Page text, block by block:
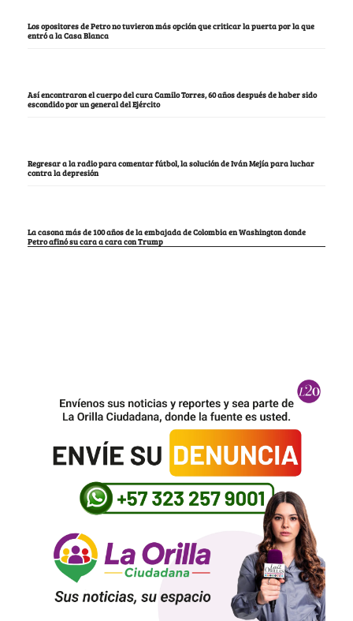
Los opositores de Petro no tuvieron más opción que criticar la puerta por la que
entró a la Casa Blanca
Así encontraron el cuerpo del cura Camilo Torres, 60 años después de haber sido
escondido por un general del Ejército
Regresar a la radio para comentar fútbol, la solución de Iván Mejía para luchar
contra la depresión
La casona más de 100 años de la embajada de Colombia en Washington donde
Petro afinó su cara a cara con Trump